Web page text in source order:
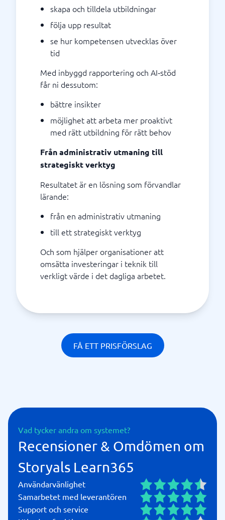
skapa och tilldela utbildningar
följa upp resultat
se hur kompetensen utvecklas över
tid
Med inbyggd rapportering och AI‑stöd
får ni dessutom:
bättre insikter
möjlighet att arbeta mer proaktivt
med rätt utbildning för rätt behov
Från administrativ utmaning till
strategiskt verktyg
Resultatet är en lösning som förvandlar
lärande:
från en administrativ utmaning
till ett strategiskt verktyg
Och som hjälper organisationer att
omsätta investeringar i teknik till
verkligt värde i det dagliga arbetet.
FÅ ETT PRISFÖRSLAG
Vad tycker andra om systemet?
Recensioner & Omdömen om
Storyals Learn365
Användarvänlighet
Samarbetet med leverantören
Support och service